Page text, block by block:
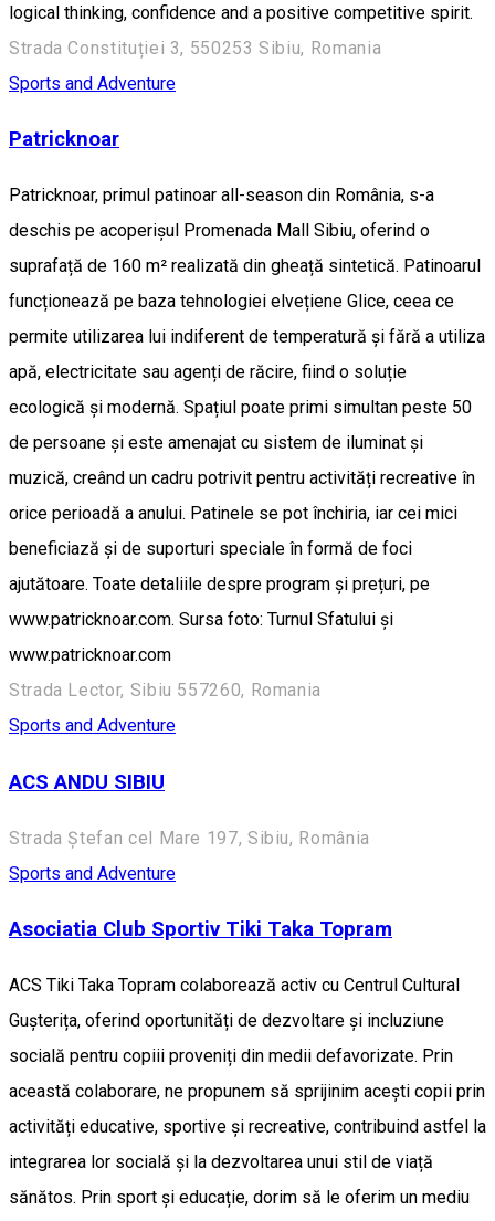
logical thinking, confidence and a positive competitive spirit.
Strada Constituției 3, 550253 Sibiu, Romania
Sports and Adventure
Patricknoar
Patricknoar, primul patinoar all-season din România, s-a
deschis pe acoperișul Promenada Mall Sibiu, oferind o
suprafață de 160 m² realizată din gheață sintetică. Patinoarul
funcționează pe baza tehnologiei elvețiene Glice, ceea ce
permite utilizarea lui indiferent de temperatură și fără a utiliza
apă, electricitate sau agenți de răcire, fiind o soluție
ecologică și modernă. Spațiul poate primi simultan peste 50
de persoane și este amenajat cu sistem de iluminat și
muzică, creând un cadru potrivit pentru activități recreative în
orice perioadă a anului. Patinele se pot închiria, iar cei mici
beneficiază și de suporturi speciale în formă de foci
ajutătoare. Toate detaliile despre program și prețuri, pe
www.patricknoar.com. Sursa foto: Turnul Sfatului și
www.patricknoar.com
Strada Lector, Sibiu 557260, Romania
Sports and Adventure
ACS ANDU SIBIU
Strada Ștefan cel Mare 197, Sibiu, România
Sports and Adventure
Asociatia Club Sportiv Tiki Taka Topram
ACS Tiki Taka Topram colaborează activ cu Centrul Cultural
Gușterița, oferind oportunități de dezvoltare și incluziune
socială pentru copiii proveniți din medii defavorizate. Prin
această colaborare, ne propunem să sprijinim acești copii prin
activități educative, sportive și recreative, contribuind astfel la
integrarea lor socială și la dezvoltarea unui stil de viață
sănătos. Prin sport și educație, dorim să le oferim un mediu